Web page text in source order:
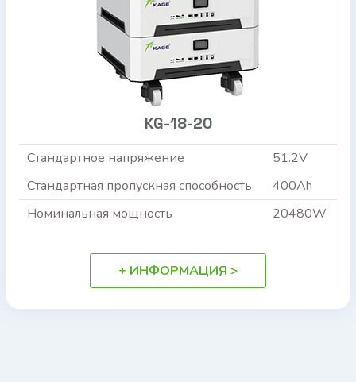
KG-18-20
Стандартное напряжение
51.2V
Стандартная пропускная способность
400Ah
Номинальная мощность
20480W
+ ИНФОРМАЦИЯ >